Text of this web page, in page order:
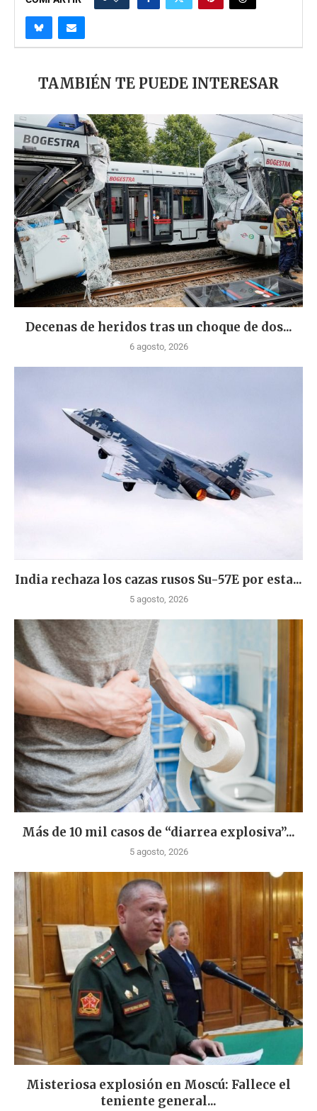
TAMBIÉN TE PUEDE INTERESAR
Decenas de heridos tras un choque de dos...
6 agosto, 2026
India rechaza los cazas rusos Su-57E por esta...
5 agosto, 2026
Más de 10 mil casos de “diarrea explosiva”...
5 agosto, 2026
Misteriosa explosión en Moscú: Fallece el
teniente general...